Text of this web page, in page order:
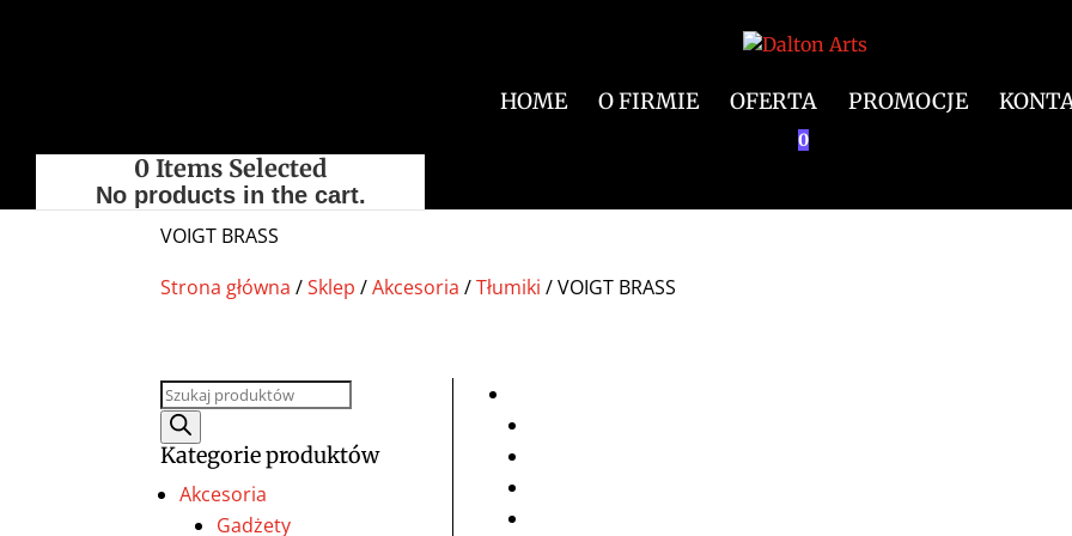
HOME O FIRMIE OFERTA PROMOCJE
0
0 Items Selected
No products in the cart.
VOIGT BRASS
Strona główna /Sklep /Akcesoria /Tłumiki / VOIGT BRASS
Wyszukiwarka
produktów
Kategorie produktów
Akcesoria
Gadżety